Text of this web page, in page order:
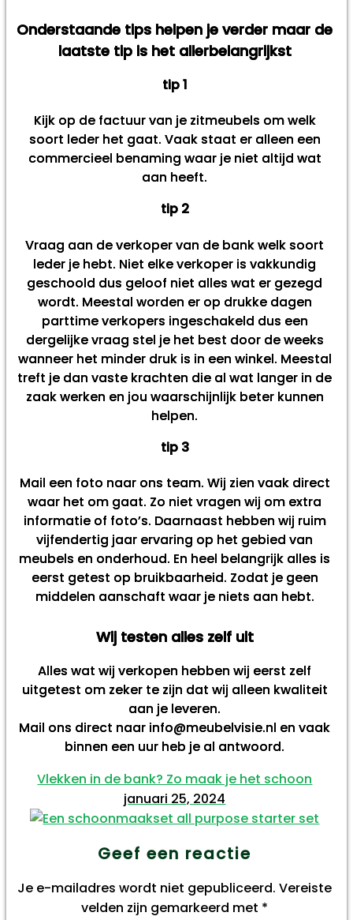
Onderstaande tips helpen je verder maar de
laatste tip is het allerbelangrijkst
tip 1
Kijk op de factuur van je zitmeubels om welk
soort leder het gaat. Vaak staat er alleen een
commercieel benaming waar je niet altijd wat
aan heeft.
tip 2
Vraag aan de verkoper van de bank welk soort
leder je hebt. Niet elke verkoper is vakkundig
geschoold dus geloof niet alles wat er gezegd
wordt. Meestal worden er op drukke dagen
parttime verkopers ingeschakeld dus een
dergelijke vraag stel je het best door de weeks
wanneer het minder druk is in een winkel. Meestal
treft je dan vaste krachten die al wat langer in de
zaak werken en jou waarschijnlijk beter kunnen
helpen.
tip 3
Mail een foto naar ons team. Wij zien vaak direct
waar het om gaat. Zo niet vragen wij om extra
informatie of foto’s. Daarnaast hebben wij ruim
vijfendertig jaar ervaring op het gebied van
meubels en onderhoud. En heel belangrijk alles is
eerst getest op bruikbaarheid. Zodat je geen
middelen aanschaft waar je niets aan hebt.
Wij testen alles zelf uit
Alles wat wij verkopen hebben wij eerst zelf
uitgetest om zeker te zijn dat wij alleen kwaliteit
aan je leveren.
Mail ons direct naar info@meubelvisie.nl en vaak
binnen een uur heb je al antwoord.
Vlekken in de bank? Zo maak je het schoon
januari 25, 2024
Geef een reactie
Je e-mailadres wordt niet gepubliceerd. Vereiste
velden zijn gemarkeerd met *